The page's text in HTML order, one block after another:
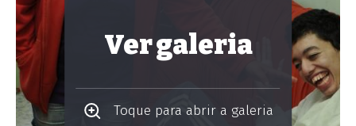
Ver galeria
Toque para abrir a galeria